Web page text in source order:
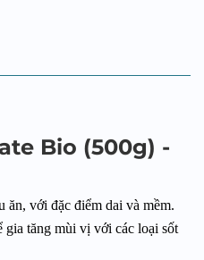
Bio (500g) -
với đặc điểm dai và mềm.
tăng mùi vị với các loại sốt